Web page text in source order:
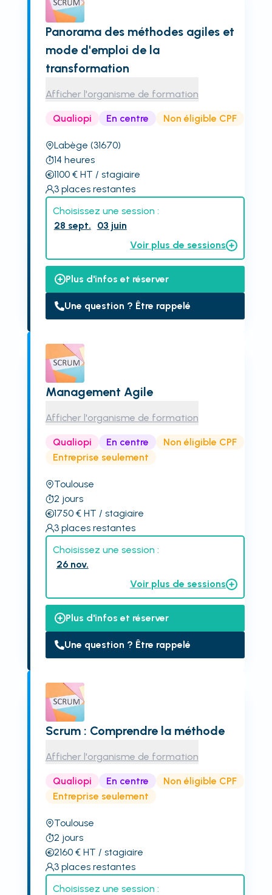
Panorama des méthodes agiles et
mode d'emploi de la
transformation
Afficher l'organisme de formation
Qualiopi En centre Non éligible CPF
Labège (31670)
14 heures
1100€ HT / stagiaire
3 places restantes
Choisissez une session :
28 sept.
03 juin
Voir plus de sessions
Plus d'infos et réserver
Une question ? Être rappelé
Management Agile
Afficher l'organisme de formation
Qualiopi En centre
Non éligible CPF
Entreprise seulement
Toulouse
2 jours
1750€ HT / stagiaire
3 places restantes
Choisissez une session :
26 nov.
Voir plus de sessions
Plus d'infos et réserver
Une question ? Être rappelé
Scrum : Comprendre la méthode
Afficher l'organisme de formation
Qualiopi En centre
Non éligible CPF
Entreprise seulement
Toulouse
2 jours
2160€ HT / stagiaire
3 places restantes
Choisissez une session :